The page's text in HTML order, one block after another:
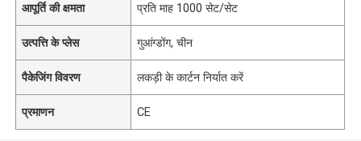
आपूर्ति की क्षमता प्रति माह 1000 सेट/सेट
उत्पत्ति के प्लेस गुआंग्डोंग, चीन
पैकेजिंग विवरण लकड़ी के कार्टन निर्यात करें
प्रमाणन CE